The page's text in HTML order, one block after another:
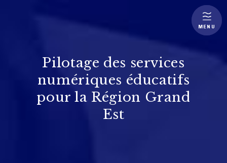
Pilotage des services
numériques éducatifs
pour la Région Grand
Est
MENU